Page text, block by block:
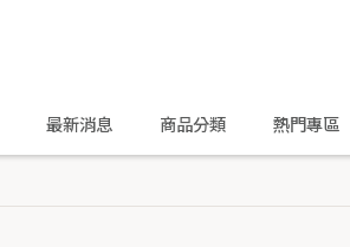
最新消息 商品分類 熱門專區